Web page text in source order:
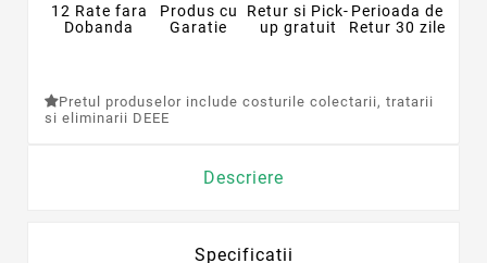
12 Rate fara
Dobanda
Produs cu
Garatie
Retur si Pick-
up gratuit
Perioada de
Retur 30 zile
Pretul produselor include costurile colectarii, tratarii
si eliminarii DEEE
Descriere
Specificatii